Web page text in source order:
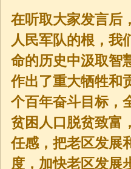
在听取大家发言后
人民军队的根，我
命的历史中汲取智
作出了重大牺牲和
个百年奋斗目标，
贫困人口脱贫致富
任感，把老区发展
度，加快老区发展